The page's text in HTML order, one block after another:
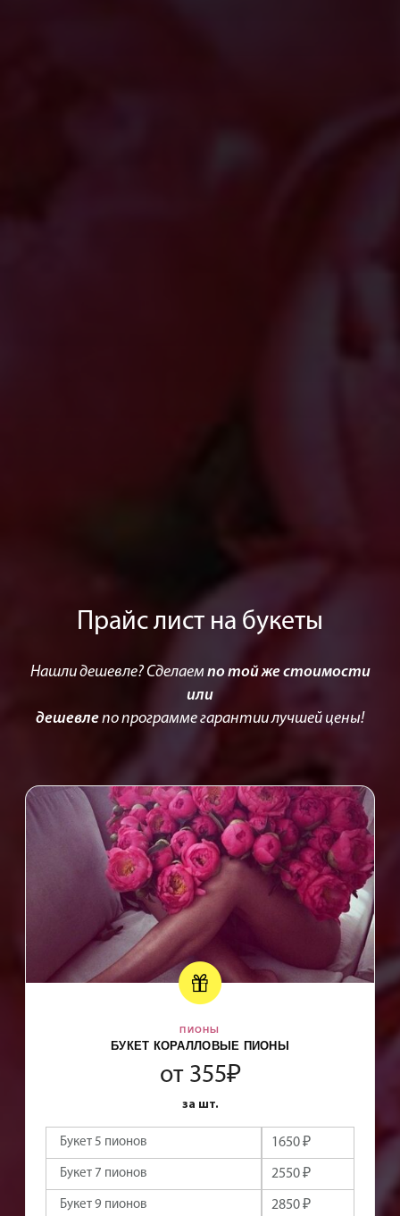
Прайс лист на букеты
Нашли дешевле? Сделаем по той же стоимости
или
дешевлепо программе гарантии лучшей цены!
БУКЕТЫ РОЗОВЫЕ И КРЕМОВЫЕ ПИОНЫ
от 1290₽
за шт.
Букет 7 пионов 2850 ₽
Букет 9 пионов 11600 ₽
Букет 11 пионов 4450 ₽